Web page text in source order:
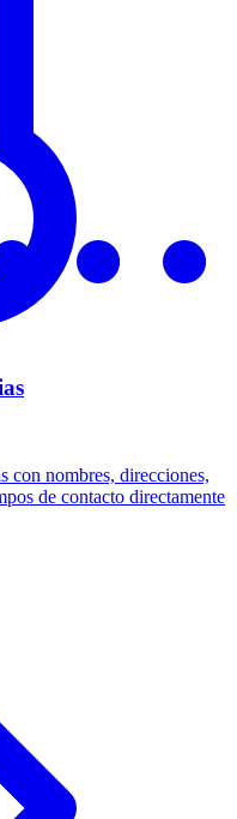
con nombres, direcciones,
de contacto directamente